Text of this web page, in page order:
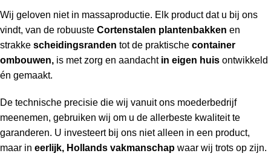
Wij geloven niet in massaproductie. Elk product dat u bij ons
vindt, van de robuuste Cortenstalen plantenbakken en
strakke scheidingsranden tot de praktische container
ombouwen, is met zorg en aandacht in eigen huis ontwikkeld
én gemaakt.
De technische precisie die wij vanuit ons moederbedrijf
meenemen, gebruiken wij om u de allerbeste kwaliteit te
garanderen. U investeert bij ons niet alleen in een product,
maar in eerlijk, Hollands vakmanschap waar wij trots op zijn.